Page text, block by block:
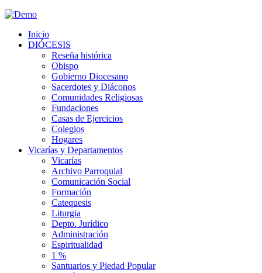
Inicio
DIÓCESIS
Reseña histórica
Obispo
Gobierno Diocesano
Sacerdotes y Diáconos
Comunidades Religiosas
Fundaciones
Casas de Ejercicios
Colegios
Hogares
Vicarías y Departamentos
Vicarías
Archivo Parroquial
Comunicación Social
Formación
Catequesis
Liturgia
Depto. Jurídico
Administración
Espiritualidad
1 %
Santuarios y Piedad Popular